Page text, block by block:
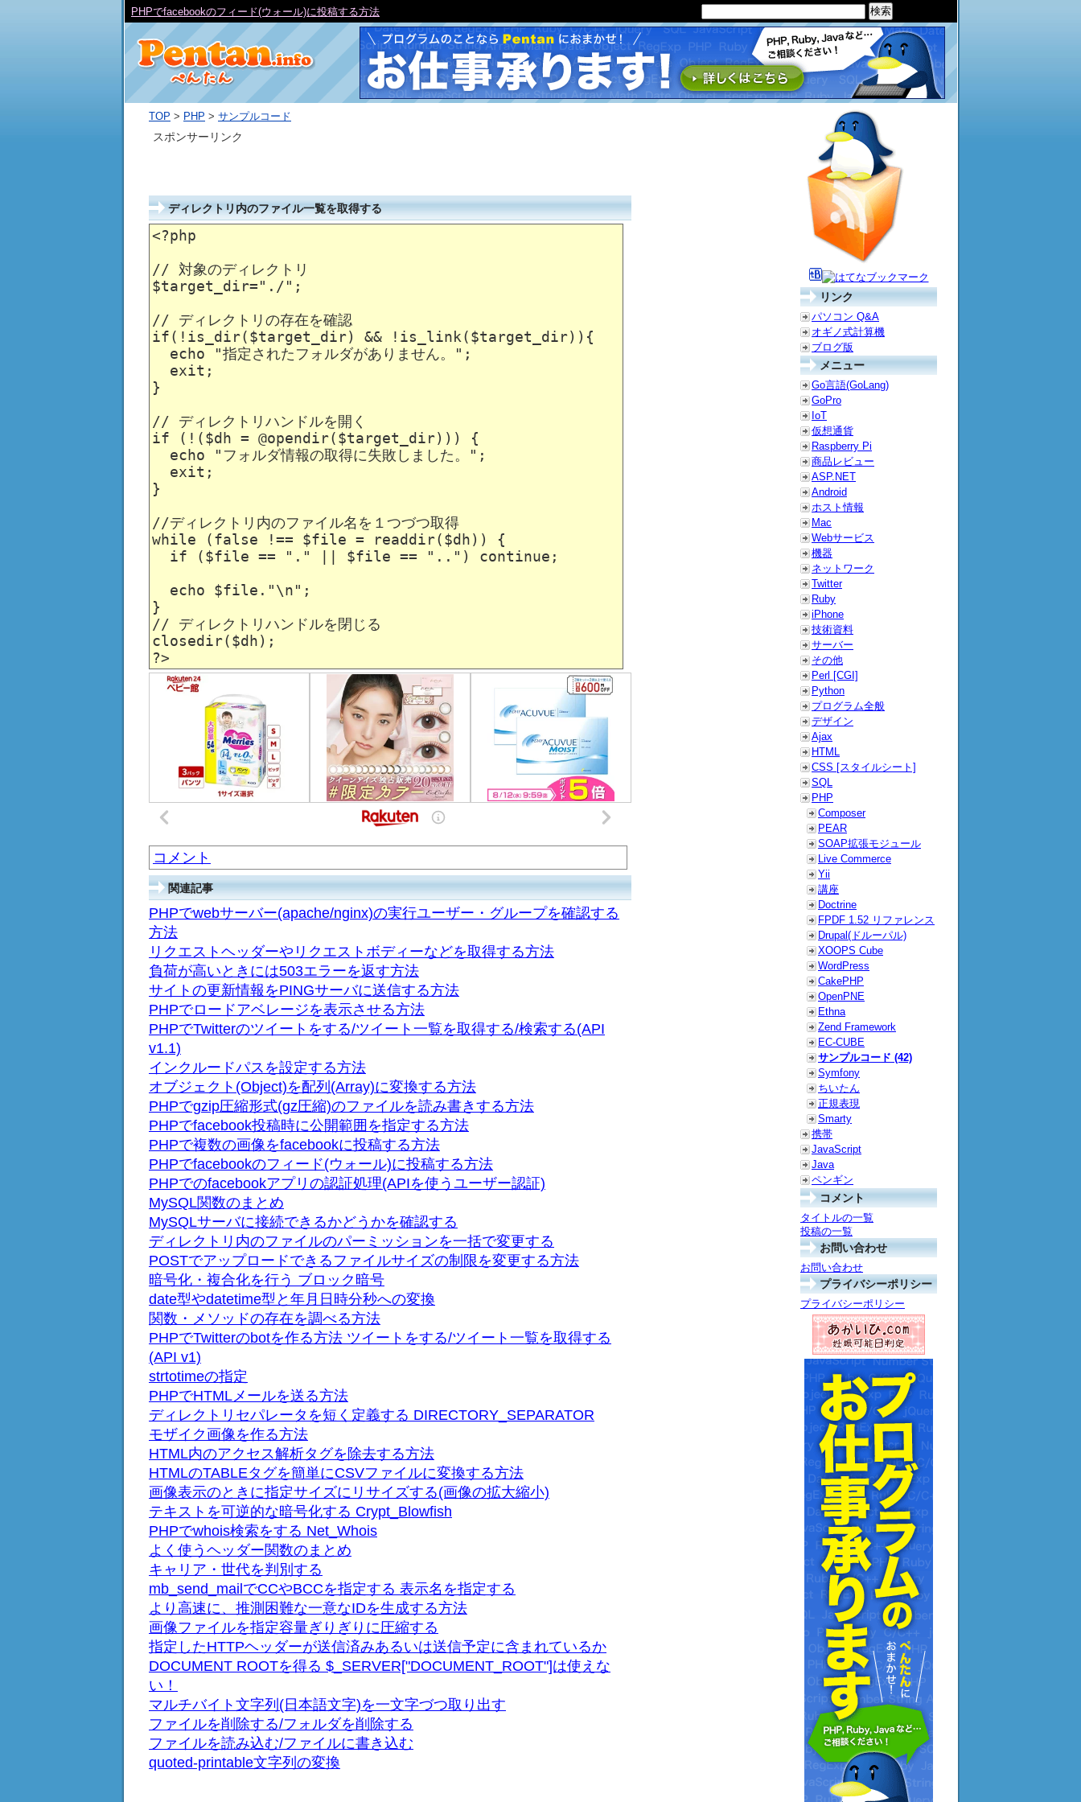
TOP > PHP > サンプルコード
ディレクトリ内のファイル一覧を取得する
<?php
// 対象のディレクトリ
$target_dir="./";
// ディレクトリの存在を確認
if(!is_dir($target_dir) && !is_link($target_dir)){
  echo "指定されたフォルダがありません。";
  exit;
}
// ディレクトリハンドルを開く
if (!($dh = @opendir($target_dir))) {
  echo "フォルダ情報の取得に失敗しました。";
  exit;
}
//ディレクトリ内のファイル名を１つづつ取得
while (false !== $file = readdir($dh)) {
  if ($file == "." || $file == "..") continue;
  echo $file."\n";
}
// ディレクトリハンドルを閉じる
closedir($dh);
コメント
関連記事
PHPでwebサーバー(apache/nginx)の実行ユーザー・グループを確認する
方法
リクエストヘッダーやリクエストボディーなどを取得する方法
負荷が高いときには503エラーを返す方法
サイトの更新情報をPINGサーバに送信する方法
PHPでロードアベレージを表示させる方法
PHPでTwitterのツイートをする/ツイート一覧を取得する/検索する(API
v1.1)
インクルードパスを設定する方法
オブジェクト(Object)を配列(Array)に変換する方法
PHPでgzip圧縮形式(gz圧縮)のファイルを読み書きする方法
PHPでfacebook投稿時に公開範囲を指定する方法
PHPで複数の画像をfacebookに投稿する方法
PHPでfacebookのフィード(ウォール)に投稿する方法
PHPでのfacebookアプリの認証処理(APIを使うユーザー認証)
MySQL関数のまとめ
MySQLサーバに接続できるかどうかを確認する
ディレクトリ内のファイルのパーミッションを一括で変更する
POSTでアップロードできるファイルサイズの制限を変更する方法
暗号化・複合化を行う ブロック暗号
date型やdatetime型と年月日時分秒への変換
関数・メソッドの存在を調べる方法
PHPでTwitterのbotを作る方法 ツイートをする/ツイート一覧を取得する
(API v1)
strtotimeの指定
PHPでHTMLメールを送る方法
ディレクトリセパレータを短く定義する DIRECTORY_SEPARATOR
モザイク画像を作る方法
HTML内のアクセス解析タグを除去する方法
HTMLのTABLEタグを簡単にCSVファイルに変換する方法
画像表示のときに指定サイズにリサイズする(画像の拡大縮小)
テキストを可逆的な暗号化する Crypt_Blowfish
PHPでwhois検索をする Net_Whois
よく使うヘッダー関数のまとめ
キャリア・世代を判別する
mb_send_mailでCCやBCCを指定する 表示名を指定する
より高速に、推測困難な一意なIDを生成する方法
画像ファイルを指定容量ぎりぎりに圧縮する
指定したHTTPヘッダーが送信済みあるいは送信予定に含まれているか
DOCUMENT ROOTを得る $_SERVER["DOCUMENT_ROOT"]は使えな
い！
マルチバイト文字列(日本語文字)を一文字づつ取り出す
ファイルを削除する/フォルダを削除する
ファイルを読み込む/ファイルに書き込む
quoted-printable文字列の変換
スポンサーリンク
リンク
パソコン Q&A
オギノ式計算機
ブログ版
メニュー
Go言語(GoLang)
GoPro
IoT
仮想通貨
Raspberry Pi
商品レビュー
ASP.NET
Android
ホスト情報
Mac
Webサービス
機器
ネットワーク
Twitter
Ruby
iPhone
技術資料
サーバー
その他
Perl [CGI]
Python
プログラム全般
デザイン
Ajax
HTML
CSS [スタイルシート]
SQL
PHP
Composer
PEAR
SOAP拡張モジュール
Live Commerce
Yii
講座
Doctrine
FPDF 1.52 リファレンス
Drupal(ドルーパル)
XOOPS Cube
WordPress
CakePHP
OpenPNE
Ethna
Zend Framework
EC-CUBE
サンプルコード (42)
Symfony
ちいたん
正規表現
Smarty
携帯
JavaScript
Java
ペンギン
コメント
タイトルの一覧
投稿の一覧
お問い合わせ
お問い合わせ
プライバシーポリシー
プライバシーポリシー
PHPでfacebookのフィード(ウォール)に投稿する方法